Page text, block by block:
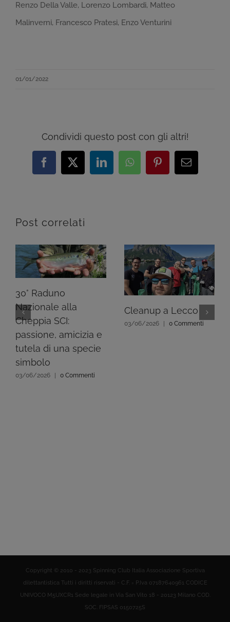
Renzo Della Valle, Lorenzo Lombardi, Matteo
Malinverni, Francesco Pratesi, Enzo Venturini
01/01/2022
Condividi questo post con gli altri!
Facebook
X LinkedInWhatsAppPinterestEmail
Post correlati
30° Raduno
Nazionale alla
Cheppia SCI:
passione, amicizia e
tutela di una specie
simbolo
03/06/2026 | 0 Commenti
Cleanup a Lecco
03/06/2026 | 0 Commenti
Copyright © 2010 - 2023 Spinning Club Italia Associazione Sportiva
dilettantistica Tutti i diritti riservati - C.F. = P.Iva 07187640961 CODICE
UNIVOCO M5UXCR1 Sede legale in Via San Vito 18 - 20123 Milano COD.
SOC. FIPSAS 0150725S